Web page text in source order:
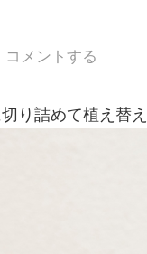
コメントする
り詰めて植え替